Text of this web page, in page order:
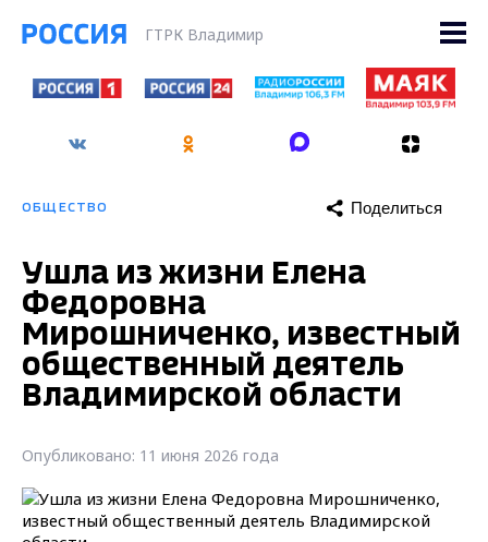
ГТРК Владимир
ОБЩЕСТВО Поделиться
Ушла из жизни Елена
Федоровна
Мирошниченко, известный
общественный деятель
Владимирской области
Опубликовано: 11 июня 2026 года